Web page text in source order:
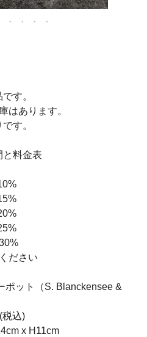
す。
はあります。
す。
料金表
ださい
ット（S. Blanckensee &
込)
x H11cm